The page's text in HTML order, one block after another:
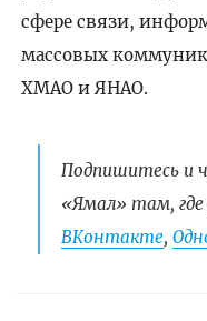
сфере связи,
массовых
ХМАО и ЯНАО.
Подпишитесь и
«Ямал» там,
ВКонтакте,